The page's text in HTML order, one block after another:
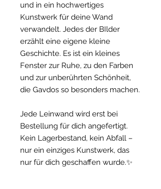
und in ein hochwertiges
Kunstwerk für deine Wand
verwandelt. Jedes der BIlder
erzählt eine eigene kleine
Geschichte. Es ist ein kleines
Fenster zur Ruhe, zu den Farben
und zur unberührten Schönheit,
die Gavdos so besonders machen.
Jede Leinwand wird erst bei
Bestellung für dich angefertigt.
Kein Lagerbestand, kein Abfall –
nur ein einziges Kunstwerk, das
nur für dich geschaffen wurde.✨